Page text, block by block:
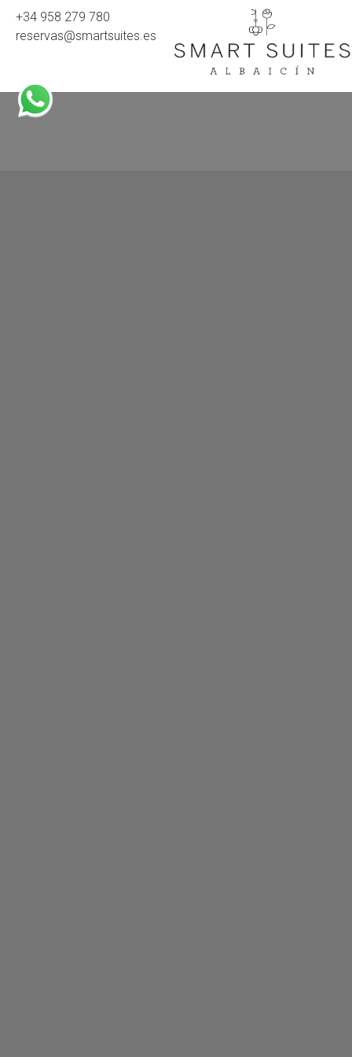
+34 958 279 780
reservas@smartsuites.es